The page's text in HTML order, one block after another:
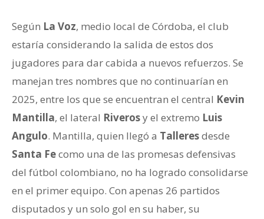
Según La Voz, medio local de Córdoba, el club
estaría considerando la salida de estos dos
jugadores para dar cabida a nuevos refuerzos. Se
manejan tres nombres que no continuarían en
2025, entre los que se encuentran el central Kevin
Mantilla, el lateral Riverosy el extremo Luis
Angulo. Mantilla, quien llegó a Talleresdesde
Santa Fecomo una de las promesas defensivas
del fútbol colombiano, no ha logrado consolidarse
en el primer equipo. Con apenas 26 partidos
disputados y un solo gol en su haber, su